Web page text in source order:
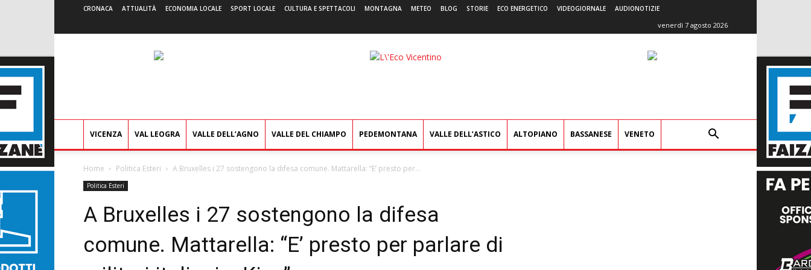
CRONACA ATTUALITÀ ECONOMIA LOCALE SPORT LOCALE CULTURA E SPETTACOLI MONTAGNA METEO BLOG STORIE ECO ENERGETICO VIDEOGIORNALE AUDIONOTIZIE
venerdì 7 agosto 2026
L'Eco
VICENZA VAL LEOGRA VALLE DELL’AGNO VALLE DEL CHIAMPO PEDEMONTANA VALLE DELL’ASTICO ALTOPIANO BASSANESE VENETO
Home Politica Esteri A Bruxelles i 27 sostengono la difesa comune. Mattarella: “E’ presto per...
Politica Esteri
A Bruxelles i 27 sostengono la difesa
comune. Mattarella: “E’ presto per parlare di